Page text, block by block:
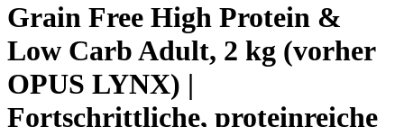
Grain Free High Protein &
Low Carb Adult, 2 kg (vorher
OPUS LYNX) |
Fortschrittliche, proteinreiche